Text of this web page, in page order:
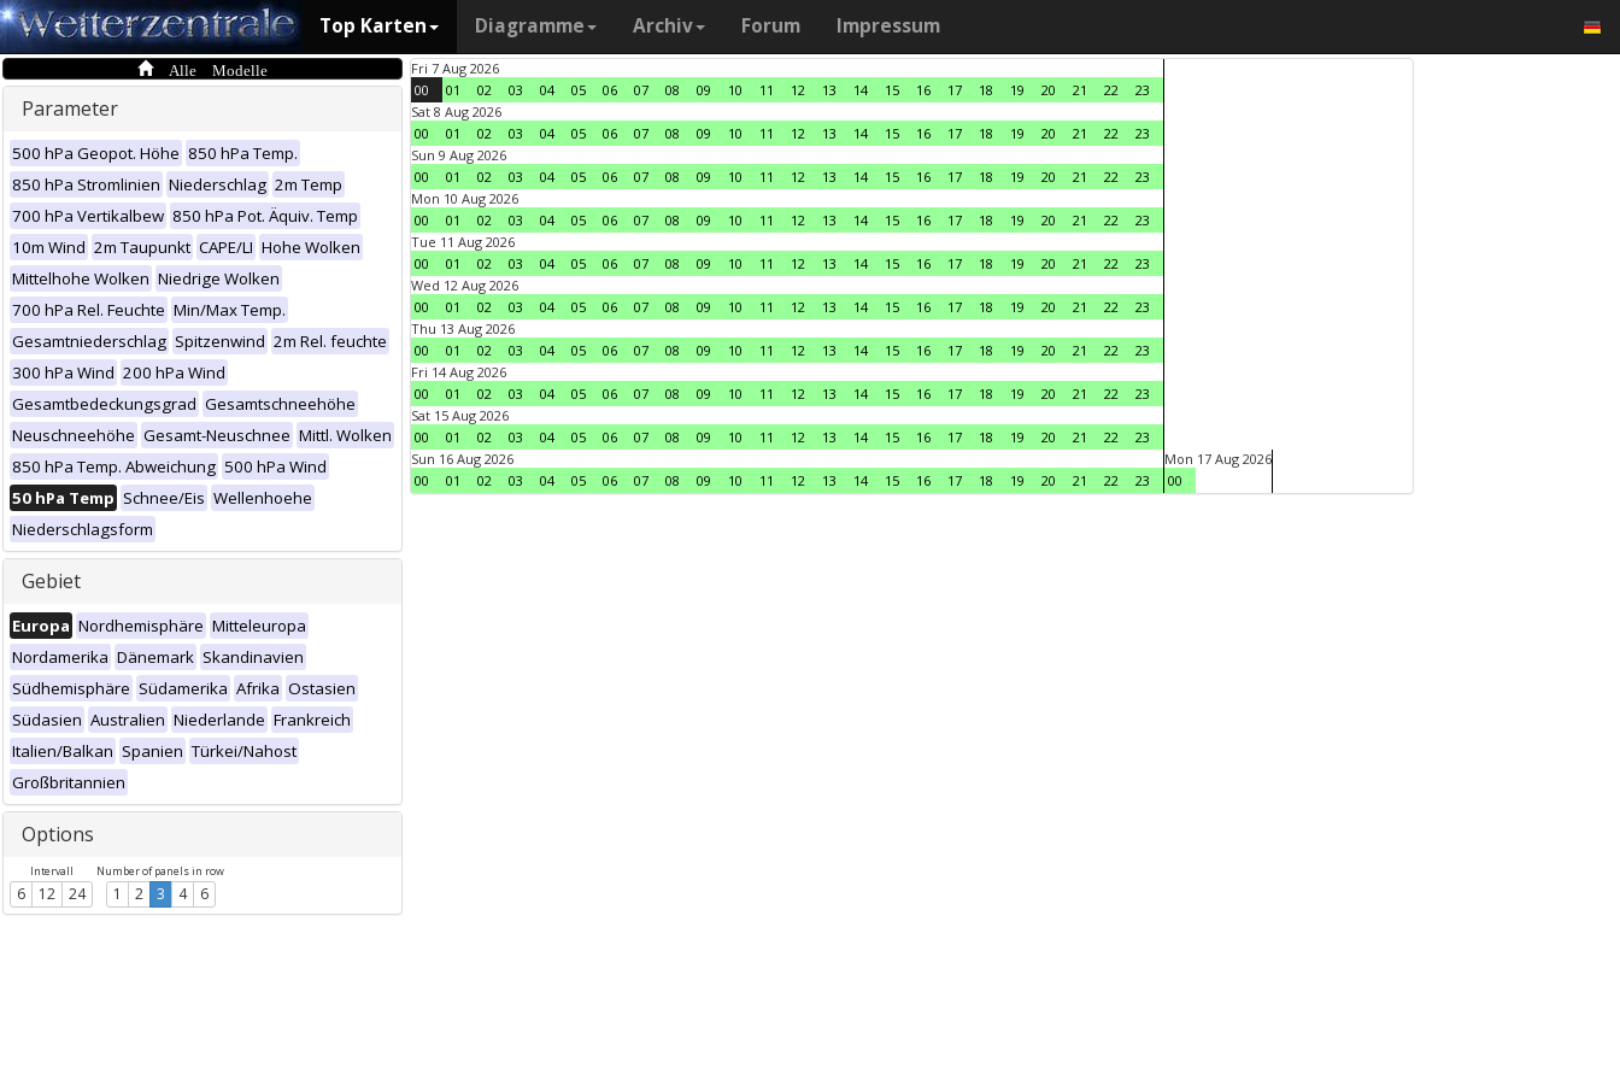
Top Karten Diagramme Archiv Forum Impressum
Alle Modelle
Parameter
500 hPa Geopot. Höhe 850 hPa Temp.
850 hPa Stromlinien Niederschlag 2m Temp
700 hPa Vertikalbew 850 hPa Pot. Äquiv. Temp
10m Wind 2m Taupunkt CAPE/LI Hohe Wolken
Mittelhohe Wolken Niedrige Wolken
700 hPa Rel. Feuchte Min/Max Temp.
Gesamtniederschlag Spitzenwind 2m Rel. feuchte
300 hPa Wind 200 hPa Wind
Gesamtbedeckungsgrad Gesamtschneehöhe
Neuschneehöhe Gesamt-Neuschnee Mittl. Wolken
850 hPa Temp. Abweichung 500 hPa Wind
50 hPa Temp Schnee/Eis Wellenhoehe
Niederschlagsform
Gebiet
Europa Nordhemisphäre Mitteleuropa
Nordamerika Dänemark Skandinavien
Südhemisphäre Südamerika Afrika Ostasien
Südasien Australien Niederlande Frankreich
Italien/Balkan Spanien Türkei/Nahost
Großbritannien
Options
Intervall
6 12 24
Number of panels in row
1 2 3 4 6
Fri 7 Aug 2026
00
01 02 03 04 05 06 07 08 09 10 11 12 13 14 15 16 17 18 19 20 21 22
23
Sat 8 Aug 2026
00
01 02 03 04 05 06 07 08 09 10 11 12 13 14 15 16 17 18 19 20 21 22
23
Sun 9 Aug 2026
00
01 02 03 04 05 06 07 08 09 10 11 12 13 14 15 16 17 18 19 20 21 22
23
Mon 10 Aug 2026
00
01 02 03 04 05 06 07 08 09 10 11 12 13 14 15 16 17 18 19 20 21 22
23
Tue 11 Aug 2026
00
01 02 03 04 05 06 07 08 09 10 11 12 13 14 15 16 17 18 19 20 21 22
23
Wed 12 Aug 2026
00
01 02 03 04 05 06 07 08 09 10 11 12 13 14 15 16 17 18 19 20 21 22
23
Thu 13 Aug 2026
00
01 02 03 04 05 06 07 08 09 10 11 12 13 14 15 16 17 18 19 20 21 22
23
Fri 14 Aug 2026
00
01 02 03 04 05 06 07 08 09 10 11 12 13 14 15 16 17 18 19 20 21 22
23
Sat 15 Aug 2026
00
01 02 03 04 05 06 07 08 09 10 11 12 13 14 15 16 17 18 19 20 21 22
23
Sun 16 Aug 2026
00
01 02 03 04 05 06 07 08 09 10 11 12 13 14 15 16 17 18 19 20 21 22 23
Mon 17 Aug 2026
00